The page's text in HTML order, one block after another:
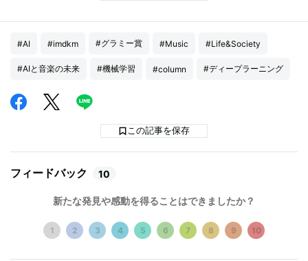
#AI #imdkm #グラミー賞 #Music #Life&Society
#AIと音楽の未来 #機械学習 #column #ディープラーニング
この記事を保存
フィードバック 10
新たな発見や感動を得ることはできましたか？
1 2 3 4 5 6 7 8 9 10